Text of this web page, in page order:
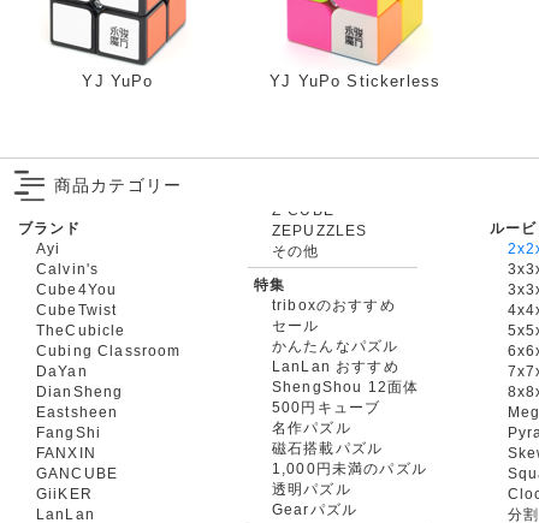
YJ YuPo YJ YuPo Stickerless
商品カテゴリー
ブランド
Ayi
Calvin's
Cube4You
CubeTwist
TheCubicle
Cubing Classroom
DaYan
DianSheng
Eastsheen
FangShi
FANXIN
GANCUBE
GiiKER
LanLan
ZEPUZZLES
その他
特集
triboxのおすすめ
セール
かんたんなパズル
LanLan おすすめ
ShengShou 12面体
500円キューブ
名作パズル
磁石搭載パズル
1,000円未満のパズル
透明パズル
Gearパズル
ルー
分